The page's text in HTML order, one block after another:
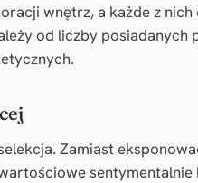
wnętrz, a każde z nich
od liczby posiadanych
Zamiast
sentymentalnie